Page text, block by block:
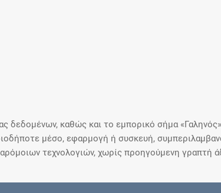
δεδομένων, καθώς και το εμπορικό σήμα
μέσο, εφαρμογή ή συσκευή,
τεχνολογιών, χωρίς προηγούμενη γραπτή